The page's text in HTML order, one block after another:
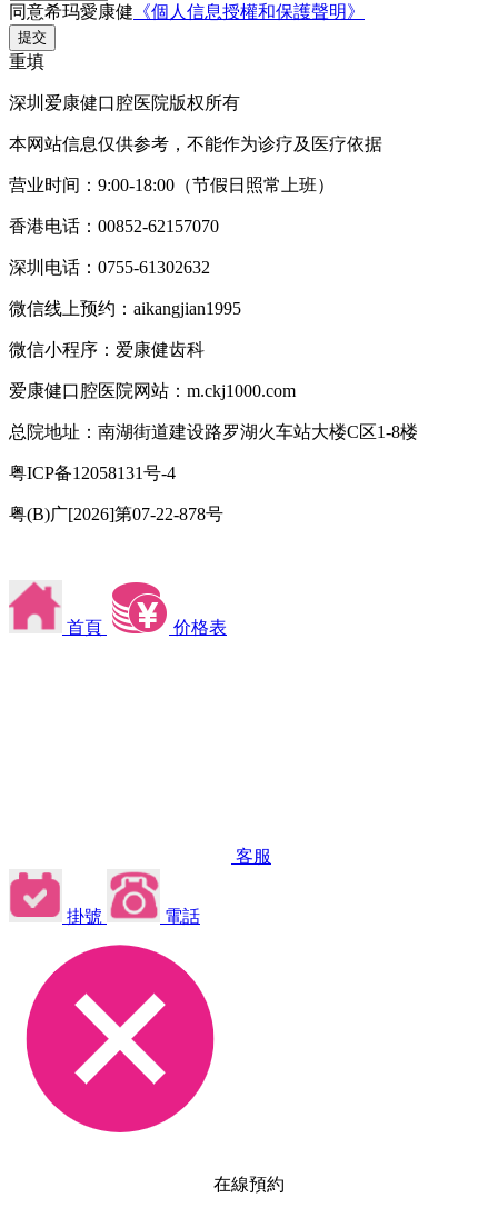
同意希玛愛康健 《個人信息授權和保護聲明》
提交
重填
深圳爱康健口腔医院版权所有
本网站信息仅供参考，不能作为诊疗及医疗依据
营业时间：9:00-18:00（节假日照常上班）
香港电话：00852-62157070
深圳电话：0755-61302632
微信线上预约：aikangjian1995
微信小程序：爱康健齿科
爱康健口腔医院网站：m.ckj1000.com
总院地址：南湖街道建设路罗湖火车站大楼C区1-8楼
粤ICP备12058131号-4
粤(B)广[2026]第07-22-878号
首頁 价格表
客服
掛號 電話
在線預約